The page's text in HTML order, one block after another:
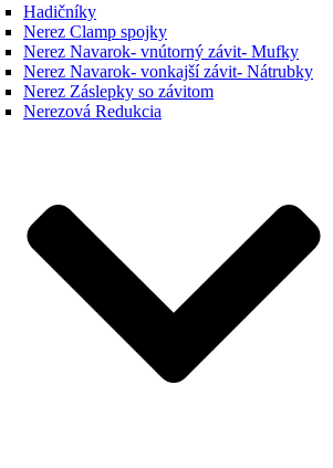
Hadičníky
Nerez Clamp spojky
Nerez Navarok- vnútorný závit- Mufky
Nerez Navarok- vonkajší závit- Nátrubky
Nerez Záslepky so závitom
Nerezová Redukcia